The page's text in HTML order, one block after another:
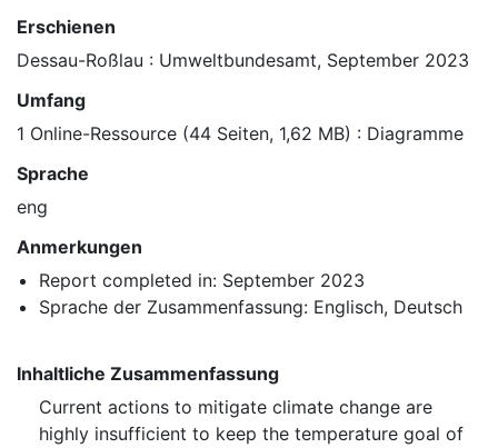
Erschienen
Dessau-Roßlau : Umweltbundesamt, September 2023
Umfang
1 Online-Ressource (44 Seiten, 1,62 MB) : Diagramme
Sprache
eng
Anmerkungen
Report completed in: September 2023
Sprache der Zusammenfassung: Englisch, Deutsch
Inhaltliche Zusammenfassung
Current actions to mitigate climate change are
highly insufficient to keep the temperature goal of